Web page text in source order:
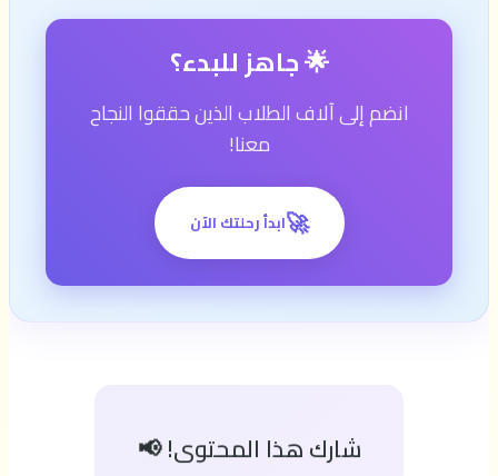
🌟 جاهز للبدء؟
انضم إلى آلاف الطلاب الذين حققوا النجاح
معنا!
🚀ابدأ رحلتك الآن
شارك هذا المحتوى! 📢